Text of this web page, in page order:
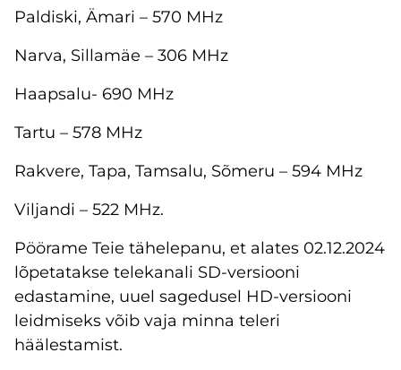
Paldiski, Ämari – 570 MHz
Narva, Sillamäe – 306 MHz
Haapsalu- 690 MHz
Tartu – 578 MHz
Rakvere, Tapa, Tamsalu, Sõmeru – 594 MHz
Viljandi – 522 MHz.
Pöörame Teie tähelepanu, et alates 02.12.2024
lõpetatakse telekanali SD-versiooni
edastamine, uuel sagedusel HD-versiooni
leidmiseks võib vaja minna teleri
häälestamist.